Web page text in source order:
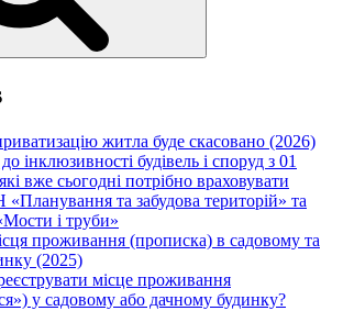
житла буде скасовано (2026)
інклюзивності будівель і споруд з 01
вже сьогодні потрібно враховувати
та забудова територій» та
і труби»
проживання (прописка) в садовому та
(2025)
місце проживання
у садовому або дачному будинку?